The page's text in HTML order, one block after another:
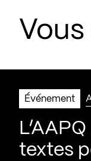
Événement
textes